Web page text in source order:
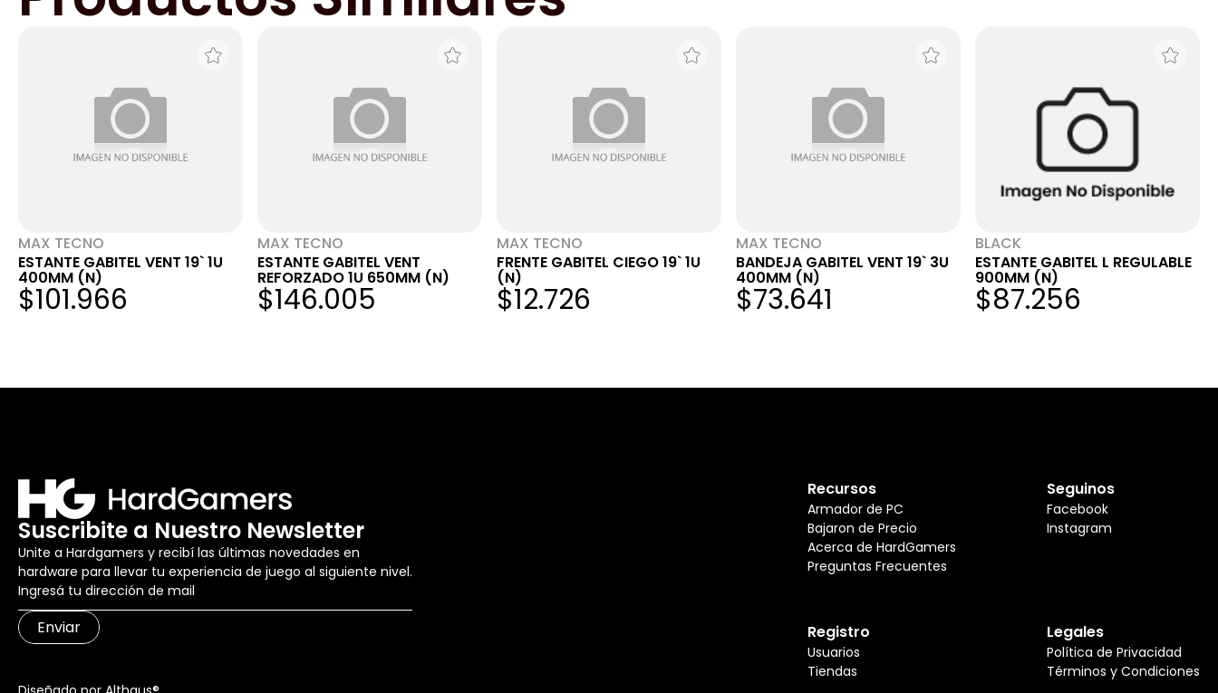
MAX TECNO
ESTANTE GABITEL VENT 19` 1U
400MM (N)
$101.966
MAX TECNO
ESTANTE GABITEL VENT
REFORZADO 1U 650MM (N)
$146.005
MAX TECNO
FRENTE GABITEL CIEGO 19` 1U
(N)
$12.726
MAX TECNO
BANDEJA GABITEL VENT 19` 3U
400MM (N)
$73.641
BLACK
ESTANTE GABITEL L REGULABLE
900MM (N)
$87.256
Suscribite a Nuestro Newsletter
Unite a Hardgamers y recibí las últimas novedades en
hardware para llevar tu experiencia de juego al siguiente nivel.
Enviar
Recursos
Armador de PC
Bajaron de Precio
Acerca de HardGamers
Preguntas Frecuentes
Seguinos
Facebook
Instagram
Registro
Usuarios
Tiendas
Legales
Política de Privacidad
Términos y Condiciones